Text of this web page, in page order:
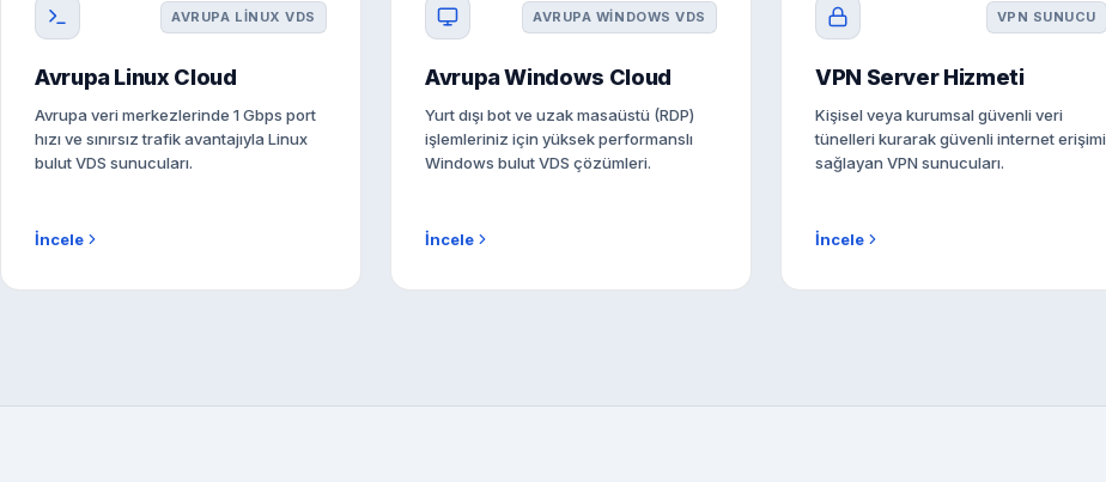
AVRUPA LINUX VDS
Avrupa Linux Cloud
Avrupa veri merkezlerinde 1 Gbps port
hızı ve sınırsız trafik avantajıyla Linux
bulut VDS sunucuları.
İncele
AVRUPA WINDOWS VDS
Avrupa Windows Cloud
Yurt dışı bot ve uzak masaüstü (RDP)
işlemleriniz için yüksek performanslı
Windows bulut VDS çözümleri.
İncele
VPN SUNUCU
VPN Server Hizmeti
Kişisel veya kurumsal güvenli veri
tünelleri kurarak güvenli internet erişimi
sağlayan VPN sunucuları.
İncele